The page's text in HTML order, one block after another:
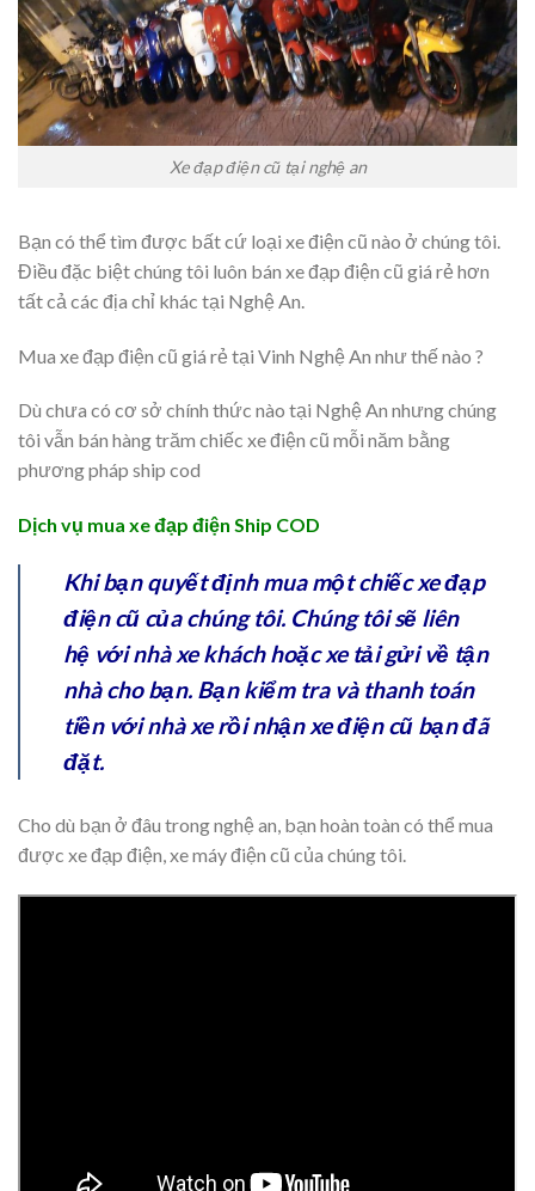
Xe đạp điện cũ tại nghệ an
Bạn có thể tìm được bất cứ loại xe điện cũ nào ở chúng tôi.
Điều đặc biệt chúng tôi luôn bán xe đạp điện cũ giá rẻ hơn
tất cả các địa chỉ khác tại Nghệ An.
Mua xe đạp điện cũ giá rẻ tại Vinh Nghệ An như thế nào ?
Dù chưa có cơ sở chính thức nào tại Nghệ An nhưng chúng
tôi vẫn bán hàng trăm chiếc xe điện cũ mỗi năm bằng
phương pháp ship cod
Dịch vụ mua xe đạp điện Ship COD
Khi bạn quyết định mua một chiếc xe đạp
điện cũ của chúng tôi. Chúng tôi sẽ liên
hệ với nhà xe khách hoặc xe tải gửi về tận
nhà cho bạn. Bạn kiểm tra và thanh toán
tiền với nhà xe rồi nhận xe điện cũ bạn đã
đặt.
Cho dù bạn ở đâu trong nghệ an, bạn hoàn toàn có thể mua
được xe đạp điện, xe máy điện cũ của chúng tôi.